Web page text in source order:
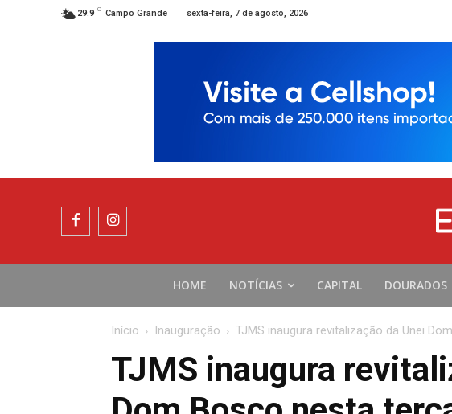
29.9 C Campo Grande sexta-feira, 7 de agosto, 2026
HOME NOTÍCIAS CAPITAL DOURADOS
Início Inauguração TJMS inaugura revitalização da Unei
TJMS inaugura